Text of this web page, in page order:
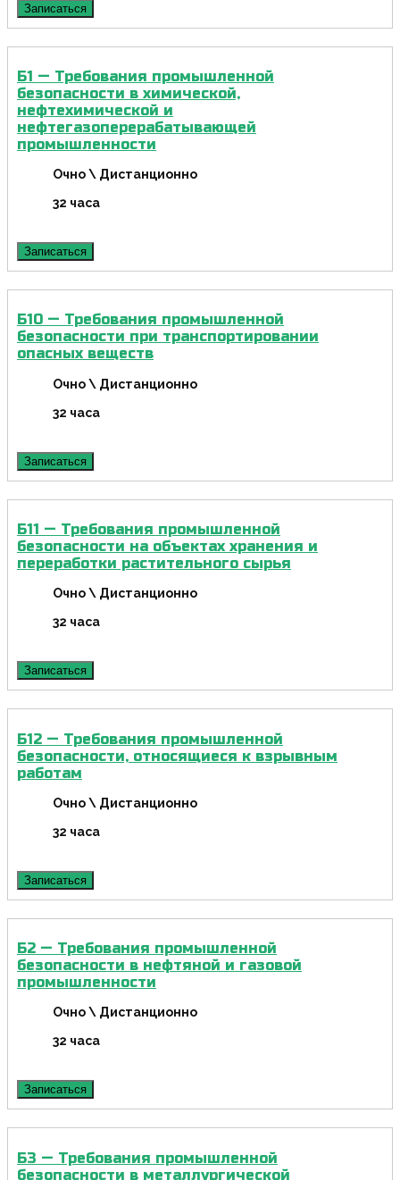
Записаться
Б1 — Требования промышленной
безопасности в химической,
нефтехимической и
нефтегазоперерабатывающей
промышленности
Очно \ Дистанционно
32 часа
Записаться
Б10 — Требования промышленной
безопасности при транспортировании
опасных веществ
Очно \ Дистанционно
32 часа
Записаться
Б11 — Требования промышленной
безопасности на объектах хранения и
переработки растительного сырья
Очно \ Дистанционно
32 часа
Записаться
Б12 — Требования промышленной
безопасности, относящиеся к взрывным
работам
Очно \ Дистанционно
32 часа
Записаться
Б2 — Требования промышленной
безопасности в нефтяной и газовой
промышленности
Очно \ Дистанционно
32 часа
Записаться
Б3 — Требования промышленной
безопасности в металлургической